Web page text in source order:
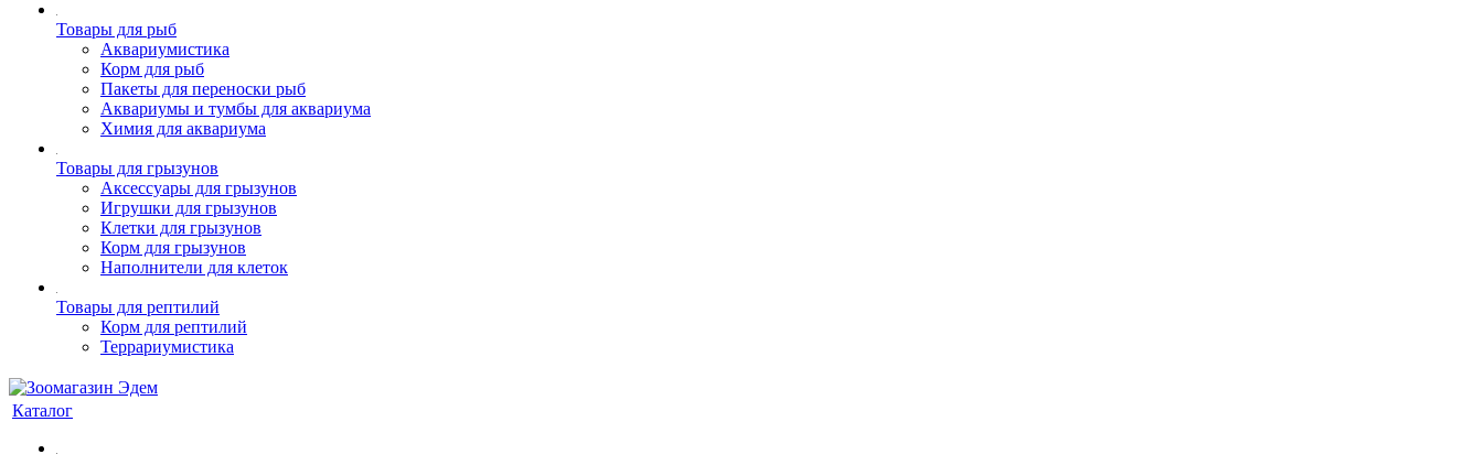
Товары для рыб
Аквариумистика
Корм для рыб
Пакеты для переноски рыб
Аквариумы и тумбы для аквариума
Химия для аквариума
Товары для грызунов
Аксессуары для грызунов
Игрушки для грызунов
Клетки для грызунов
Корм для грызунов
Наполнители для клеток
Товары для рептилий
Корм для рептилий
Террариумистика
Каталог